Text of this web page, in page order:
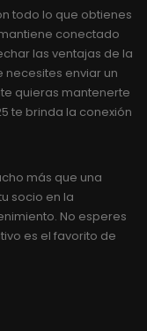
todo lo que obtienes
conectado
las ventajas de la
necesites enviar un
quieras mantenerte
te brinda la conexión
más que una
socio en la
No esperes
es el favorito de